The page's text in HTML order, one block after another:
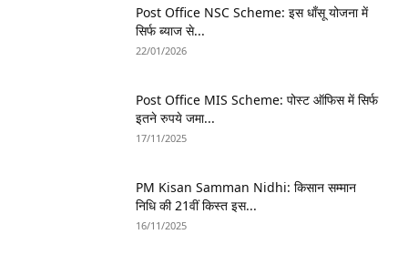
Post Office NSC Scheme: इस धाँसू योजना में
सिर्फ ब्याज से...
22/01/2026
Post Office MIS Scheme: पोस्ट ऑफिस में सिर्फ
इतने रुपये जमा...
17/11/2025
PM Kisan Samman Nidhi: किसान सम्मान
निधि की 21वीं किस्त इस...
16/11/2025